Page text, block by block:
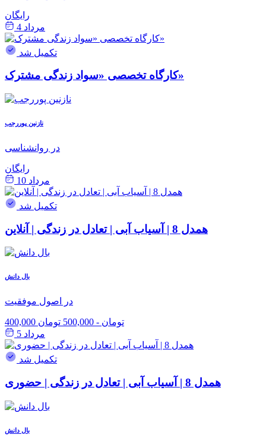
رایگان
مرداد 4
تکمیل شد
کارگاه تخصصی «سواد زندگی مشترک»
نازنین پوررجب
در روانشناسی
رایگان
مرداد 10
تکمیل شد
همدل 8 | آسیاب آبی | تعادل در زندگی | آنلاین
بال دانش
در اصول موفقیت
400,000 تومان - 500,000 تومان
مرداد 5
تکمیل شد
همدل 8 | آسیاب آبی | تعادل در زندگی | حضوری
بال دانش